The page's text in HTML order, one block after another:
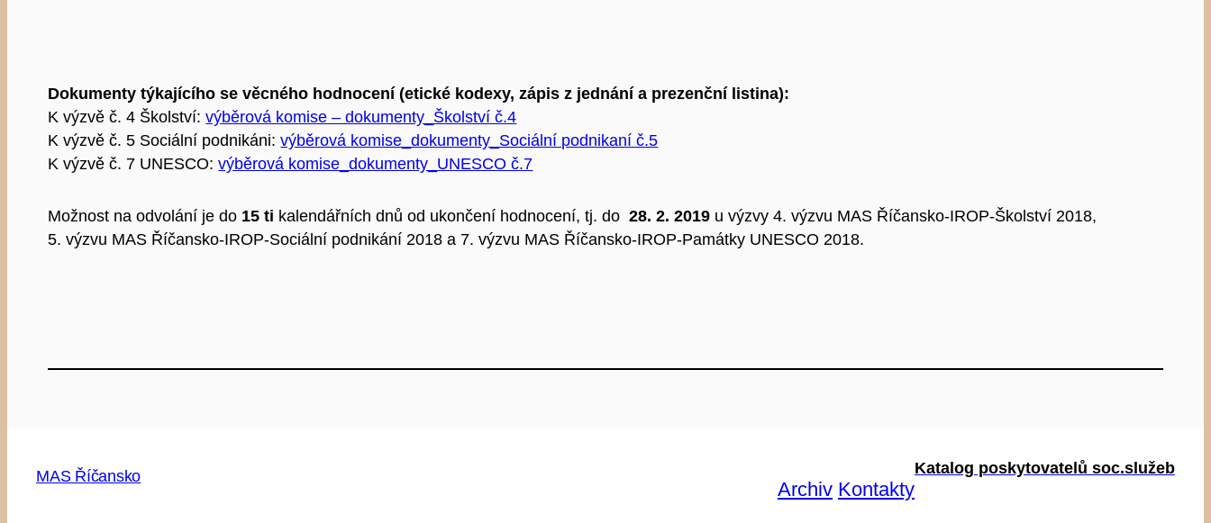
Dokumenty týkajícího se věcného hodnocení (etické kodexy, zápis z jednání a prezenční listina):
K výzvě č. 4 Školství:výběrová komise – dokumenty_Školství č.4
K výzvě č. 5 Sociální podnikáni:výběrová komise_dokumenty_Sociální podnikaní č.5
K výzvě č. 7 UNESCO:výběrová komise_dokumenty_UNESCO č.7
Možnost na odvolání je do 15 ti kalendářních dnů od ukončení hodnocení, tj. do 28. 2. 2019 u výzvy 4. výzvu MAS Říčansko-IROP-Školství 2018,
5. výzvu MAS Říčansko-IROP-Sociální podnikání 2018 a 7. výzvu MAS Říčansko-IROP-Památky UNESCO 2018.
MAS Říčansko
Archiv Kontakty
Katalog poskytovatelů soc.služeb